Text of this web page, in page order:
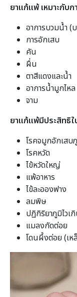
ยาแก้แพ้ เหมาะกับก
อาการบวมน้ำ (
การอักเสบ
คัน
ผื่น
ตาสีแดงและน้ำ
อาการน้ำมูกไหล
จาม
ยาแก้แพ้มีประสิทธิใ
โรคจมูกอักเส
โรคหวัด
ไข้หวัดใหญ่
แพ้อาหาร
ไข้ละอองฟาง
ลมพิษ
ปฏิกิริยาภูมิไวเ
แมลงกัดต่อย
โดนผึ้งต่อย (เห